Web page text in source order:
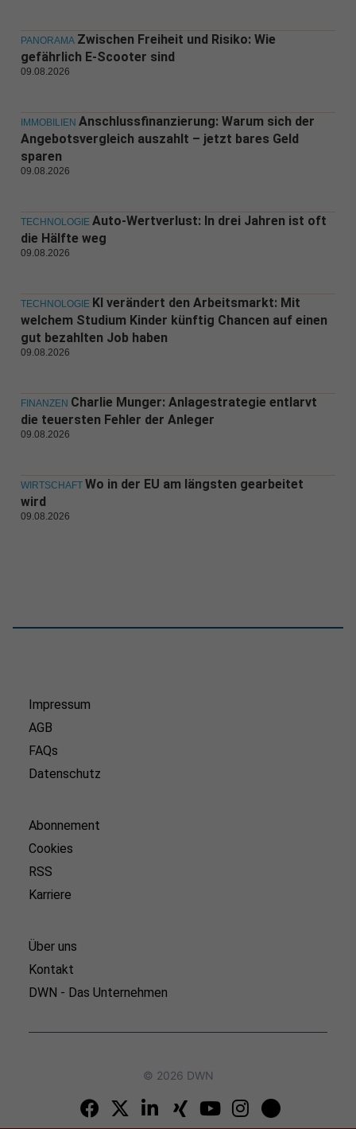
PANORAMA Zwischen Freiheit und Risiko: Wie
gefährlich E-Scooter sind
09.08.2026
IMMOBILIEN Anschlussfinanzierung: Warum sich der
Angebotsvergleich auszahlt – jetzt bares Geld
sparen
09.08.2026
TECHNOLOGIE Auto-Wertverlust: In drei Jahren ist oft
die Hälfte weg
09.08.2026
TECHNOLOGIE KI verändert den Arbeitsmarkt: Mit
welchem Studium Kinder künftig Chancen auf einen
gut bezahlten Job haben
09.08.2026
FINANZEN Charlie Munger: Anlagestrategie entlarvt
die teuersten Fehler der Anleger
09.08.2026
WIRTSCHAFT Wo in der EU am längsten gearbeitet
wird
09.08.2026
Impressum
AGB
FAQs
Datenschutz
Abonnement
Cookies
RSS
Karriere
Über uns
Kontakt
DWN - Das Unternehmen
© 2026 DWN